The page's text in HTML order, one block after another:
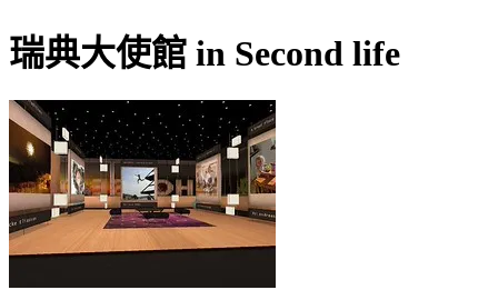
瑞典大使館 in Second life